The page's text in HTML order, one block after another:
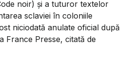
noir) și a tuturor textelor
sclaviei în coloniile
niciodată anulate oficial după
France Presse, citată de